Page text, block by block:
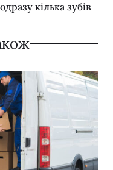
кілька зубів